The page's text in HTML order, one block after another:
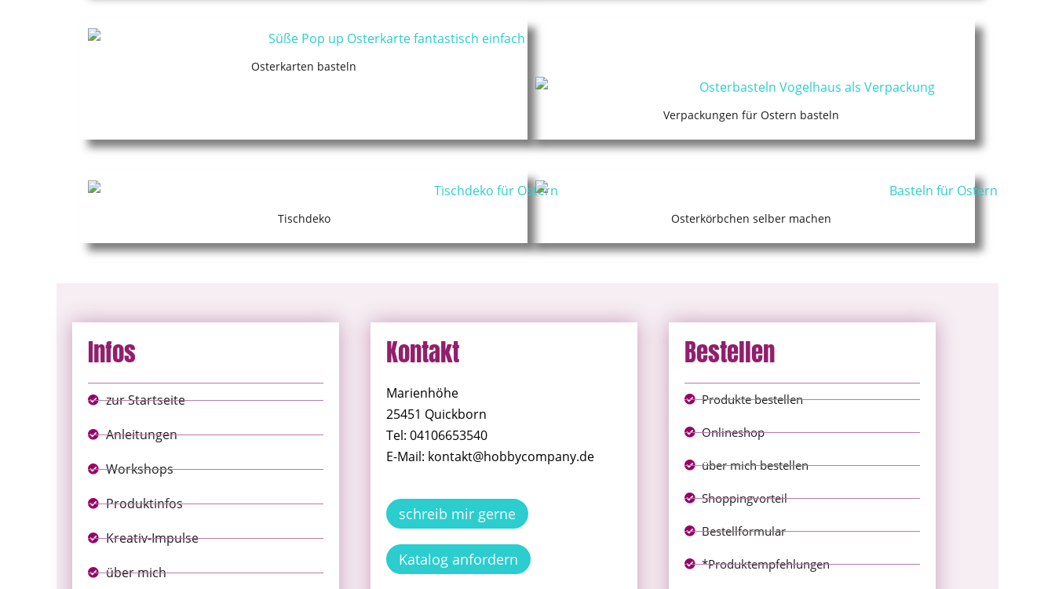
Osterkarten basteln
Verpackungen für Ostern basteln
Tischdeko Osterkörbchen selber machen
Infos
zur Startseite
Anleitungen
Workshops
Produktinfos
Kreativ-Impulse
über mich
Kontakt
Marienhöhe
25451 Quickborn
Tel: 04106653540
E-Mail: kontakt@hobbycompany.de
schreib mir gerne
Katalog anfordern
Bestellen
Produkte bestellen
Onlineshop
über mich bestellen
Shoppingvorteil
Bestellformular
*Produktempfehlungen